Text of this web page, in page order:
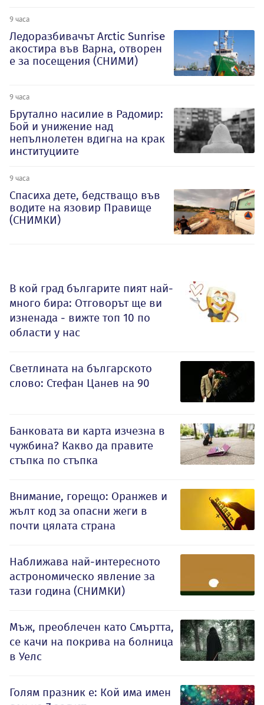
9 часа
Ледоразбивачът Arctic Sunrise
акостира във Варна, отворен
е за посещения (СНИМИ)
9 часа
Брутално насилие в Радомир:
Бой и унижение над
непълнолетен вдигна на крак
институциите
9 часа
Спасиха дете, бедстващо във
водите на язовир Правище
(СНИМКИ)
В кой град българите пият най-
много бира: Отговорът ще ви
изненада - вижте топ 10 по
области у нас
Светлината на българското
слово: Стефан Цанев на 90
Банковата ви карта изчезна в
чужбина? Какво да правите
стъпка по стъпка
Внимание, горещо: Оранжев и
жълт код за опасни жеги в
почти цялата страна
Наближава най-интересното
астрономическо явление за
тази година (СНИМКИ)
Мъж, преоблечен като Смъртта,
се качи на покрива на болница
в Уелс
Голям празник е: Кой има имен